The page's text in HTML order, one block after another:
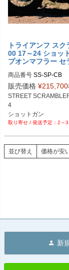
トライアンフ ス
00 17～24 ショッ
プオンマフラー セ
商品番号 SS-SP-CB
SS-SP-Cb
https://
ctions/triumph-street-
ust-parts/products/
ambler-shotgun-
販売価格 ¥215,700
STREET
4
ショットガン
スリップオンマフラー
2～3
並び替え 価格が安
新